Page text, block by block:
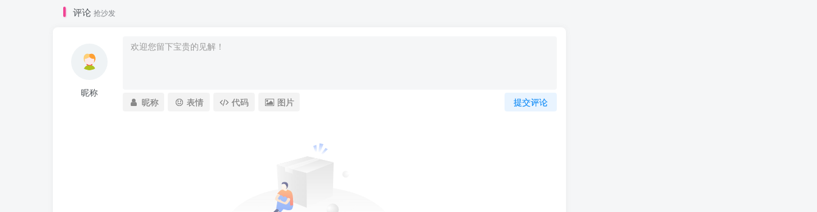
评论 抢沙发
昵称
提交评论
昵称 表情 代码 图片